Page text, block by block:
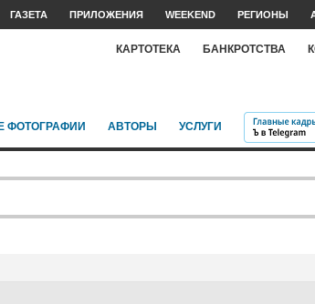
ГАЗЕТА ПРИЛОЖЕНИЯ WEEKEND РЕГИОНЫ
КАРТОТЕКА БАНКРОТСТВА
ФОТОГРАФИИ АВТОРЫ УСЛУГИ